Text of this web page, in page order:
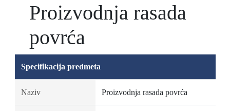
Proizvodnja rasada
povrća
Specifikacija predmeta
Naziv Proizvodnja rasada povrća